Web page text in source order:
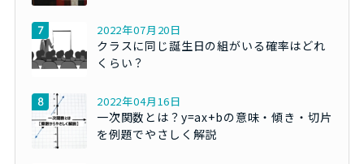
2022年07月20日
クラスに同じ誕生日の組がいる確率はどれ
くらい？
2022年04月16日
一次関数とは？y=ax+bの意味・傾き・切片
を例題でやさしく解説